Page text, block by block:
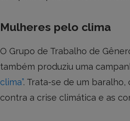
Mulheres pelo clima
O Grupo de Trabalho de
também produziu uma
clima”. Trata-se de um
contra a crise climática e as